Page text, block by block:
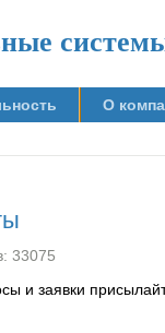
О
33075
и заявки